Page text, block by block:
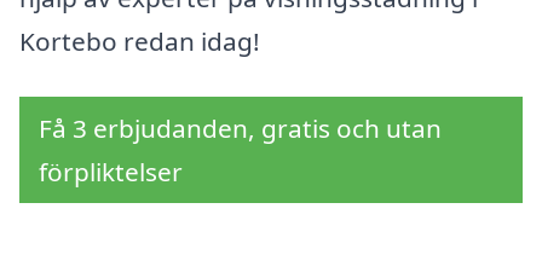
Kortebo redan idag!
Få 3 erbjudanden, gratis och utan
förpliktelser